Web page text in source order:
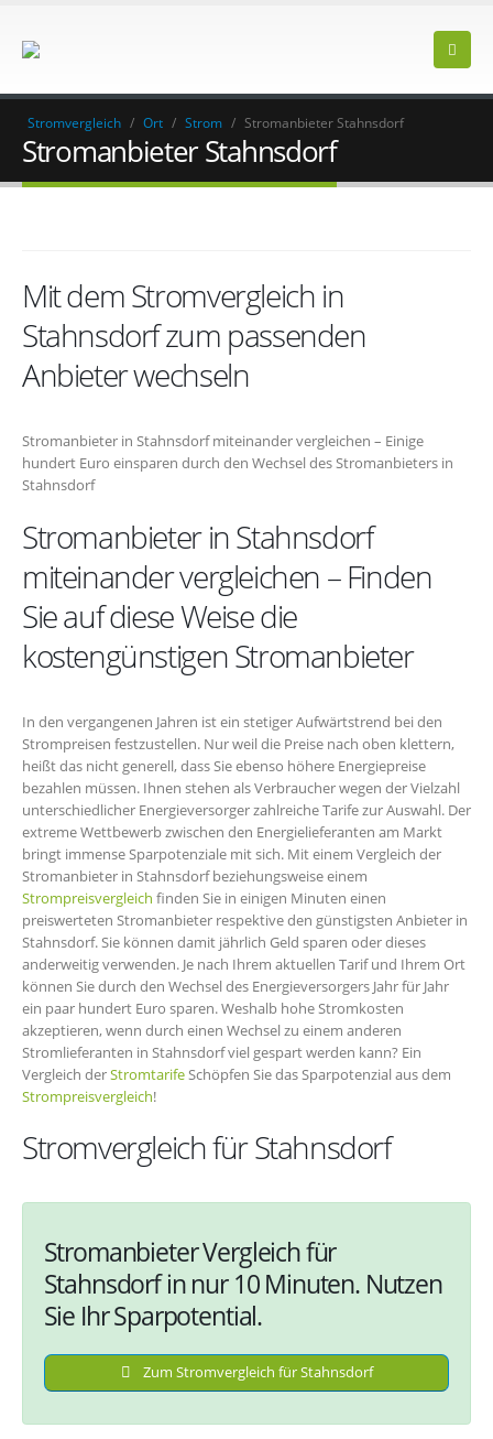
Stromvergleich / Ort / Strom / Stromanbieter Stahnsdorf
Stromanbieter Stahnsdorf
Mit dem Stromvergleich in
Stahnsdorf zum passenden
Anbieter wechseln
Stromanbieter in Stahnsdorf miteinander vergleichen – Einige
hundert Euro einsparen durch den Wechsel des Stromanbieters in
Stahnsdorf
Stromanbieter in Stahnsdorf
miteinander vergleichen – Finden
Sie auf diese Weise die
kostengünstigen Stromanbieter
In den vergangenen Jahren ist ein stetiger Aufwärtstrend bei den
Strompreisen festzustellen. Nur weil die Preise nach oben klettern,
heißt das nicht generell, dass Sie ebenso höhere Energiepreise
bezahlen müssen. Ihnen stehen als Verbraucher wegen der Vielzahl
unterschiedlicher Energieversorger zahlreiche Tarife zur Auswahl. Der
extreme Wettbewerb zwischen den Energielieferanten am Markt
bringt immense Sparpotenziale mit sich. Mit einem Vergleich der
Stromanbieter in Stahnsdorf beziehungsweise einem
Strompreisvergleich finden Sie in einigen Minuten einen
preiswerteten Stromanbieter respektive den günstigsten Anbieter in
Stahnsdorf. Sie können damit jährlich Geld sparen oder dieses
anderweitig verwenden. Je nach Ihrem aktuellen Tarif und Ihrem Ort
können Sie durch den Wechsel des Energieversorgers Jahr für Jahr
ein paar hundert Euro sparen. Weshalb hohe Stromkosten
akzeptieren, wenn durch einen Wechsel zu einem anderen
Stromlieferanten in Stahnsdorf viel gespart werden kann? Ein
Vergleich derStromtarife Schöpfen Sie das Sparpotenzial aus dem
Strompreisvergleich!
Stromvergleich für Stahnsdorf
Stromanbieter Vergleich für
Stahnsdorf in nur 10 Minuten. Nutzen
Sie Ihr Sparpotential.
Zum Stromvergleich für Stahnsdorf